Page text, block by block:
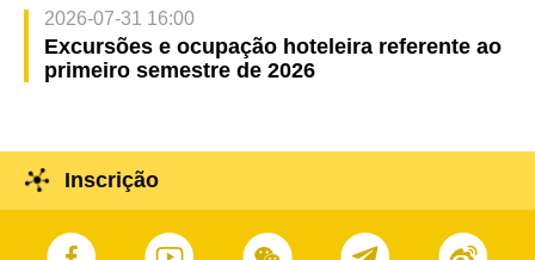
2026-07-31 16:00
Excursões e ocupação hoteleira referente ao
primeiro semestre de 2026
Inscrição